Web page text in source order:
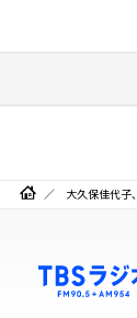
大久保佳代子